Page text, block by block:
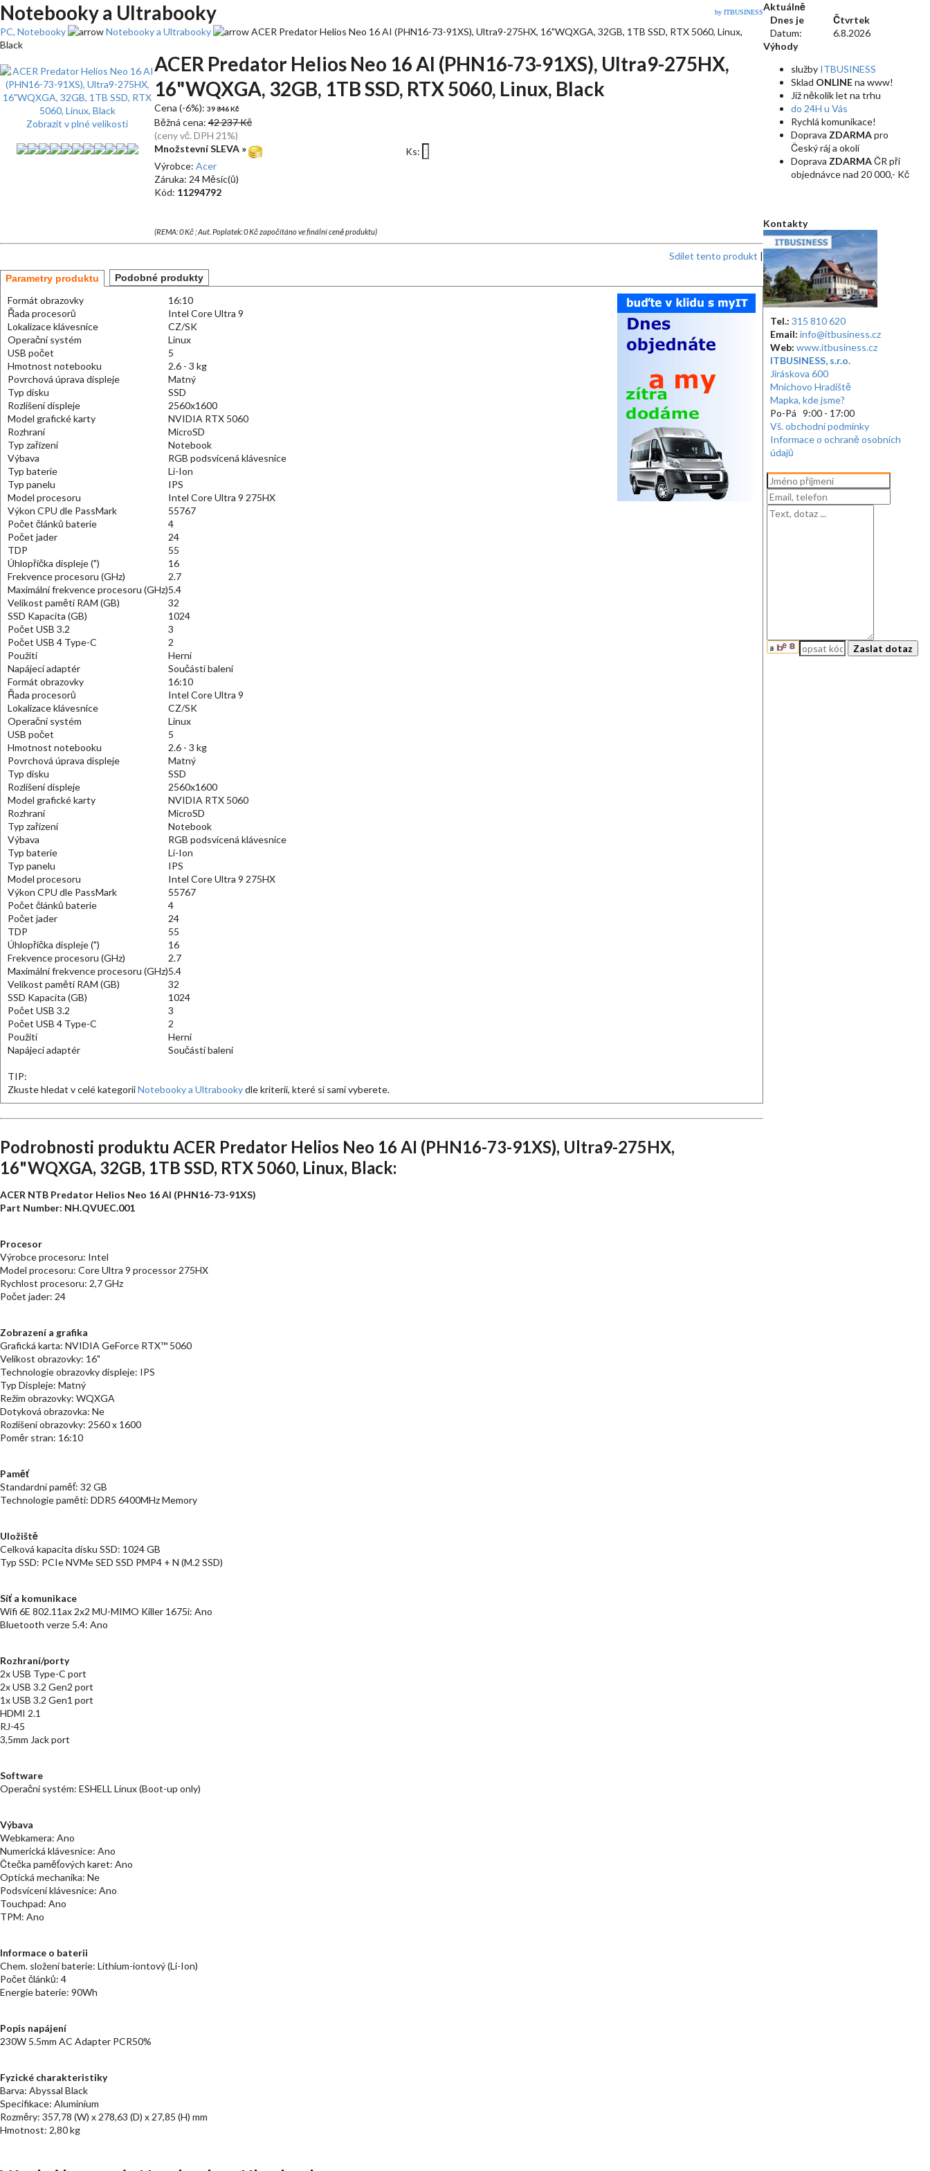
Notebooky a Ultrabooky by ITBUSINESS
PC, Notebooky Notebooky a Ultrabooky
ACER Predator Helios Neo 16 AI (PHN16-73-91XS), Ultra9-275HX, 16"WQXGA, 32GB, 1TB SSD, RTX 5060, Linux,
Black
Zobrazit v plné velikosti
ACER Predator Helios Neo 16 AI (PHN16-73-91XS), Ultra9-275HX,
16"WQXGA, 32GB, 1TB SSD, RTX 5060, Linux, Black
Cena (-6%): 39 846 Kč
Běžná cena: 42 237 Kč
(ceny vč. DPH 21%)
Množstevní SLEVA »
Ks:
Výrobce: Acer
Záruka: 24 Měsíc(ů)
Kód: 11294792
(REMA: 0 Kč ; Aut. Poplatek: 0 Kč započítáno ve finální ceně produktu)
Sdílet tento produkt |
Parametry produktu Podobné produkty
Formát obrazovky
16:10
Řada procesorů
Intel Core Ultra 9
Lokalizace klávesnice
CZ/SK
Operační systém
Linux
USB počet
5
Hmotnost notebooku
2.6 - 3 kg
Povrchová úprava displeje
Matný
Typ disku
SSD
Rozlišení displeje
2560x1600
Model grafické karty
NVIDIA RTX 5060
Rozhraní
MicroSD
Typ zařízení
Notebook
Výbava
RGB podsvícená klávesnice
Typ baterie
Li-Ion
Typ panelu
IPS
Model procesoru
Intel Core Ultra 9 275HX
Výkon CPU dle PassMark
55767
Počet článků baterie
4
Počet jader
24
TDP
55
Úhlopříčka displeje (")
16
Frekvence procesoru (GHz)
2.7
Maximální frekvence procesoru (GHz)5.4
Velikost paměti RAM (GB)
32
SSD Kapacita (GB)
1024
Počet USB 3.2
3
Počet USB 4 Type-C
2
Použití
Herní
Napájecí adaptér
Součástí balení
Formát obrazovky
16:10
Řada procesorů
Intel Core Ultra 9
Lokalizace klávesnice
CZ/SK
Operační systém
Linux
USB počet
5
Hmotnost notebooku
2.6 - 3 kg
Povrchová úprava displeje
Matný
Typ disku
SSD
Rozlišení displeje
2560x1600
Model grafické karty
NVIDIA RTX 5060
Rozhraní
MicroSD
Typ zařízení
Notebook
Výbava
RGB podsvícená klávesnice
Typ baterie
Li-Ion
Typ panelu
IPS
Model procesoru
Intel Core Ultra 9 275HX
Výkon CPU dle PassMark
55767
Počet článků baterie
4
Počet jader
24
TDP
55
Úhlopříčka displeje (")
16
Frekvence procesoru (GHz)
2.7
Maximální frekvence procesoru (GHz)5.4
Velikost paměti RAM (GB)
32
SSD Kapacita (GB)
1024
Počet USB 3.2
3
Počet USB 4 Type-C
2
Použití
Herní
Napájecí adaptér
Součástí balení
TIP:
Zkuste hledat v celé kategoriiNotebooky a Ultrabookydle kriterií, které si sami vyberete.
Podrobnosti produktu ACER Predator Helios Neo 16 AI (PHN16-73-91XS), Ultra9-275HX,
16"WQXGA, 32GB, 1TB SSD, RTX 5060, Linux, Black:
ACER NTB Predator Helios Neo 16 AI (PHN16-73-91XS)
Part Number: NH.QVUEC.001
Procesor
Výrobce procesoru: Intel
Model procesoru: Core Ultra 9 processor 275HX
Rychlost procesoru: 2,7 GHz
Počet jader: 24
Zobrazení a grafika
Grafická karta: NVIDIA GeForce RTX™ 5060
Velikost obrazovky: 16"
Technologie obrazovky displeje: IPS
Typ Displeje: Matný
Režim obrazovky: WQXGA
Dotyková obrazovka: Ne
Rozlišení obrazovky: 2560 x 1600
Poměr stran: 16:10
Paměť
Standardní paměť: 32 GB
Technologie paměti: DDR5 6400MHz Memory
Uložiště
Celková kapacita disku SSD: 1024 GB
Typ SSD: PCIe NVMe SED SSD PMP4 + N (M.2 SSD)
Síť a komunikace
Wifi 6E 802.11ax 2x2 MU-MIMO Killer 1675i: Ano
Bluetooth verze 5.4: Ano
Rozhraní/porty
2x USB Type-C port
2x USB 3.2 Gen2 port
1x USB 3.2 Gen1 port
HDMI 2.1
RJ-45
3,5mm Jack port
Software
Operační systém: ESHELL Linux (Boot-up only)
Výbava
Webkamera: Ano
Numerická klávesnice: Ano
Čtečka paměťových karet: Ano
Optická mechanika: Ne
Podsvícení klávesnice: Ano
Touchpad: Ano
TPM: Ano
Informace o baterii
Chem. složení baterie: Lithium-iontový (Li-Ion)
Počet článků: 4
Energie baterie: 90Wh
Popis napájení
230W 5.5mm AC Adapter PCR50%
Fyzické charakteristiky
Barva: Abyssal Black
Specifikace: Aluminium
Rozměry: 357,78 (W) x 278,63 (D) x 27,85 (H) mm
Hmotnost: 2,80 kg
Aktuálně
Dnes je
Čtvrtek
Datum:
6.8.2026
Výhody
služby ITBUSINESS
Sklad ONLINEna www!
Již několik let na trhu
do 24H u Vás
Rychlá komunikace!
Doprava ZDARMApro
Český ráj a okolí
Doprava ZDARMAČR při
objednávce nad 20 000,- Kč
Kontakty
Tel.: 315 810 620
Email: info@itbusiness.cz
Web: www.itbusiness.cz
ITBUSINESS, s.r.o.
Jiráskova 600
Mnichovo Hradiště
Mapka, kde jsme?
Po-Pá 9:00 - 17:00
Vš. obchodní podmínky
Informace o ochraně osobních
údajů